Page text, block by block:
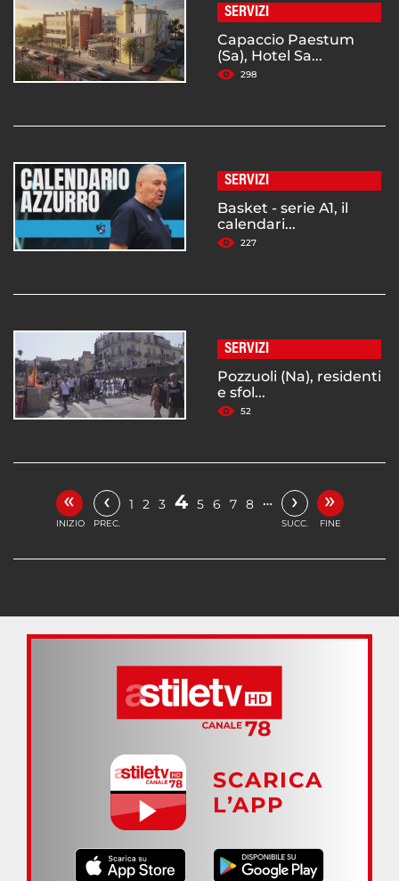
SERVIZI
Capaccio Paestum
(Sa), Hotel Sa...
298
SERVIZI
Basket - serie A1, il
calendari...
227
SERVIZI
Pozzuoli (Na), residenti
e sfol...
52
«
INIZIO
‹
PREC.
1 2 3 4 5 6 7 8 … ›
SUCC.
»
FINE
SCARICA
L’APP